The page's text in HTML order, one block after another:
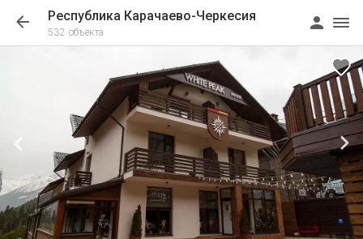
Республика Карачаево-Черкесия
532 объекта